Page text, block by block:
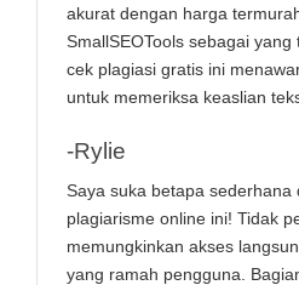
akurat dengan harga
SmallSEOTools sebagai
cek plagiasi gratis ini
untuk memeriksa keaslian
-Rylie
Saya suka betapa sederhana
plagiarisme online ini! Tidak
memungkinkan akses
yang ramah pengguna.